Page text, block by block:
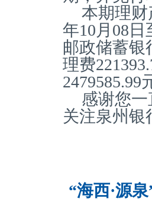
本期理财
年10月08
邮政储蓄银
理费
感谢您
关注泉州银
“海西·源